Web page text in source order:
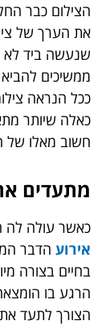
הצילום כבר
את הערך של
שנעשה ביד לא
ממשיכים
ככל הנראה
כאלה שיותר
חשוב מאלו של
מתעדים
כאשר עולה לה
אירוע הדבר
בחיים בצורה
הרגע בו
הצורך לתעד